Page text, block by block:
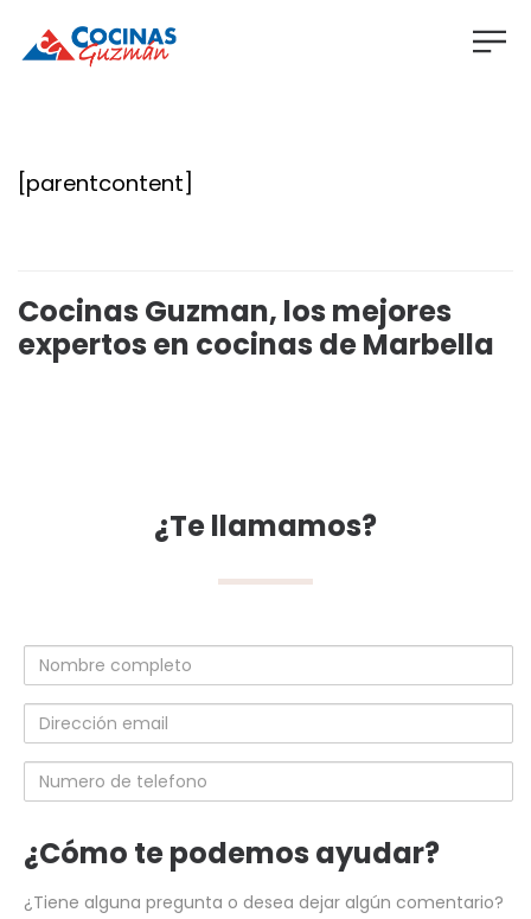
[parentcontent]
Cocinas Guzman, los mejores
expertos en cocinas de Marbella
¿Te llamamos?
Nombre
completo
Dirección
email
Numero
de
¿Cómo te podemos ayudar?
¿Tiene alguna pregunta o desea dejar algún comentario?